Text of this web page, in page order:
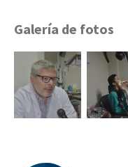
Galería de fotos